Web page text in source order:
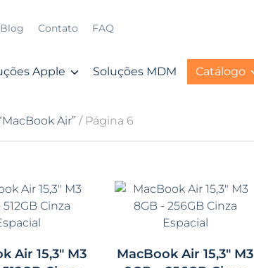
Blog Contato FAQ
Apple Soluções MDM Catálogo
Air” / Página 6
Air 15,3″ M3
MacBook Air 15,3″ M3